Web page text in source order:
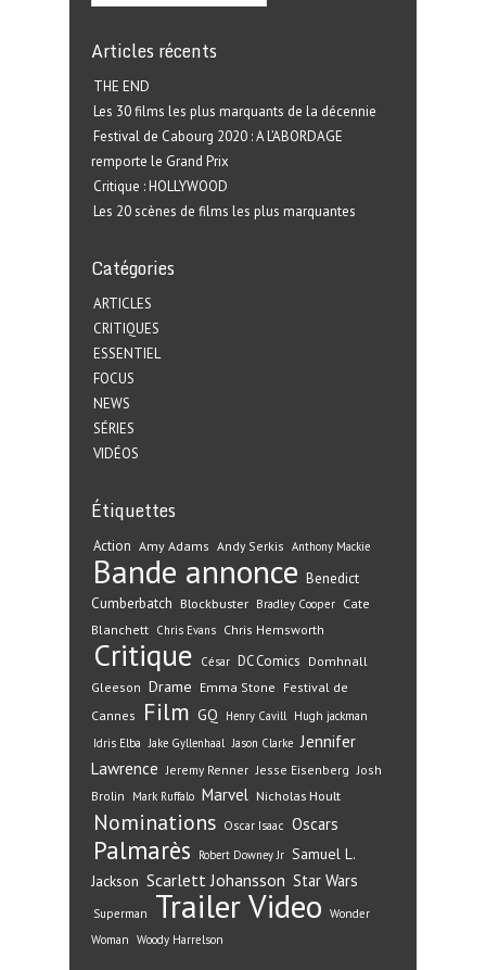
Articles récents
THE END
Les 30 films les plus marquants de la décennie
Festival de Cabourg 2020 : A L’ABORDAGE
remporte le Grand Prix
Critique : HOLLYWOOD
Les 20 scènes de films les plus marquantes
Catégories
ARTICLES
CRITIQUES
ESSENTIEL
FOCUS
NEWS
SÉRIES
VIDÉOS
Étiquettes
Action Amy Adams Andy Serkis Anthony Mackie
Bande annonce Benedict
Cumberbatch Blockbuster Bradley Cooper Cate
Blanchett Chris Evans Chris Hemsworth
Critique César DC Comics Domhnall
Gleeson Drame Emma Stone Festival de
Cannes
Film GQ Henry Cavill Hugh jackman
Idris Elba Jake Gyllenhaal Jason Clarke Jennifer
Lawrence Jeremy Renner Jesse Eisenberg Josh
Brolin
Mark Ruffalo Marvel Nicholas Hoult
Nominations Oscar Isaac Oscars
Palmarès Robert Downey Jr Samuel L.
Jackson Scarlett Johansson Star Wars
Superman TrailerVideo Wonder
Woman Woody Harrelson